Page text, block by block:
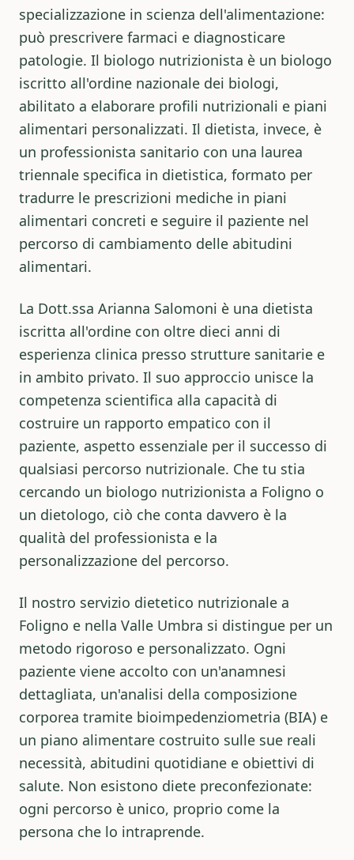
specializzazione in scienza dell'alimentazione:
può prescrivere farmaci e diagnosticare
patologie. Il biologo nutrizionista è un biologo
iscritto all'ordine nazionale dei biologi,
abilitato a elaborare profili nutrizionali e piani
alimentari personalizzati. Il dietista, invece, è
un professionista sanitario con una laurea
triennale specifica in dietistica, formato per
tradurre le prescrizioni mediche in piani
alimentari concreti e seguire il paziente nel
percorso di cambiamento delle abitudini
alimentari.
La Dott.ssa Arianna Salomoni è una dietista
iscritta all'ordine con oltre dieci anni di
esperienza clinica presso strutture sanitarie e
in ambito privato. Il suo approccio unisce la
competenza scientifica alla capacità di
costruire un rapporto empatico con il
paziente, aspetto essenziale per il successo di
qualsiasi percorso nutrizionale. Che tu stia
cercando un biologo nutrizionista a Foligno o
un dietologo, ciò che conta davvero è la
qualità del professionista e la
personalizzazione del percorso.
Il nostro servizio dietetico nutrizionale a
Foligno e nella Valle Umbra si distingue per un
metodo rigoroso e personalizzato. Ogni
paziente viene accolto con un'anamnesi
dettagliata, un'analisi della composizione
corporea tramite bioimpedenziometria (BIA) e
un piano alimentare costruito sulle sue reali
necessità, abitudini quotidiane e obiettivi di
salute. Non esistono diete preconfezionate:
ogni percorso è unico, proprio come la
persona che lo intraprende.